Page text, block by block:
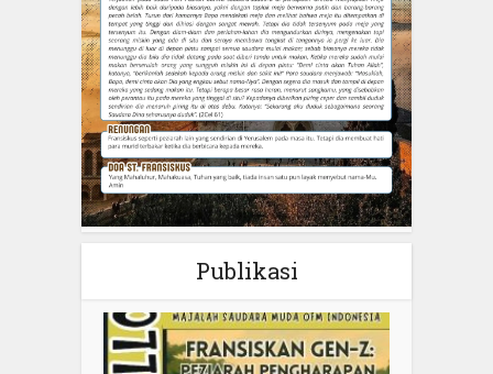
Publikasi